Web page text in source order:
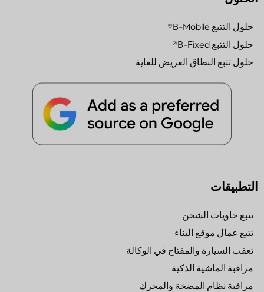
حلول التتبع B-Mobile®
حلول التتبع B-Fixed®
حلول تتبع النطاق العريض للغاية
التطبيقات
تتبع حاويات الشحن
تتبع عمال موقع البناء
تعقب السيارة والمفتاح في الوكالة
مراقبة الماشية الذكية
مراقبة نظام المضخة والمحرك